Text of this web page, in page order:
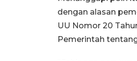
dengan alasan
UU Nomor 20
Pemerintah